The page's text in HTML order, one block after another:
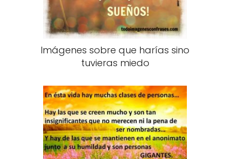
Imágenes sobre que harías sino
tuvieras miedo